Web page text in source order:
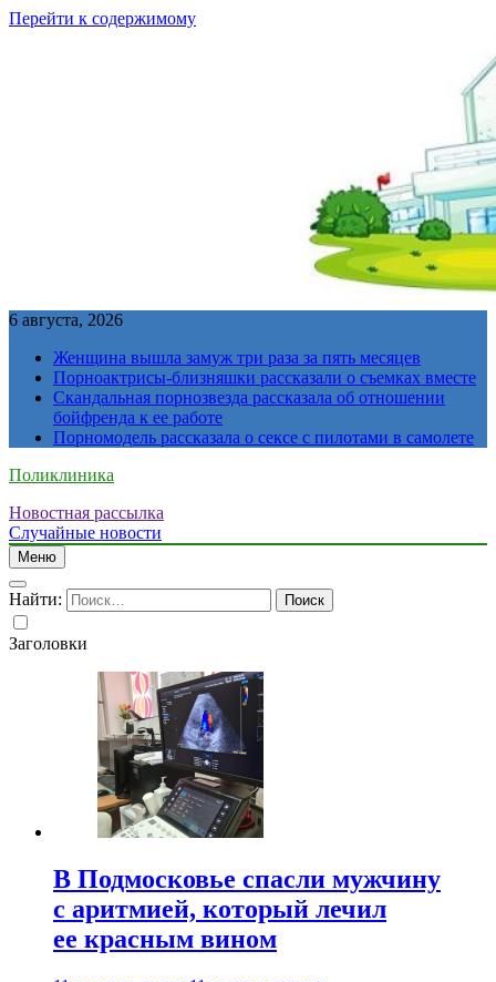
Перейти к содержимому
6 августа, 2026
Женщина вышла замуж три раза за пять месяцев
Порноактрисы-близняшки рассказали о съемках вместе
Скандальная порнозвезда рассказала об отношении
бойфренда к ее работе
Порномодель рассказала о сексе с пилотами в самолете
Поликлиника
Новостная рассылка
Случайные новости
Меню
Найти:
Заголовки
В Подмосковье спасли мужчину
с аритмией, который лечил
ее красным вином